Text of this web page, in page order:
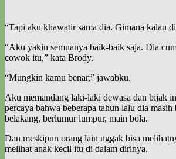
“Tapi aku khawatir sama dia. Gimana kalau
“Aku yakin semuanya baik-baik saja. Dia
cowok itu,” kata Brody.
“Mungkin kamu benar,” jawabku.
Aku memandang laki-laki dewasa dan bijak
percaya bahwa beberapa tahun lalu dia masih
belakang, berlumur lumpur, main bola.
Dan meskipun orang lain nggak bisa
melihat anak kecil itu di dalam dirinya.